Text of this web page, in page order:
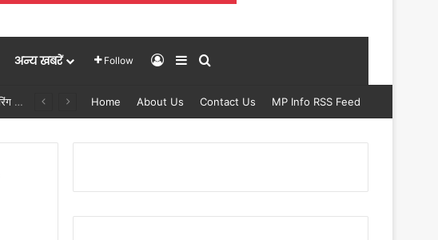
अन्य खबरें Follow Log InSidebar
Home About Us Contact Us MP Info RSS Feed